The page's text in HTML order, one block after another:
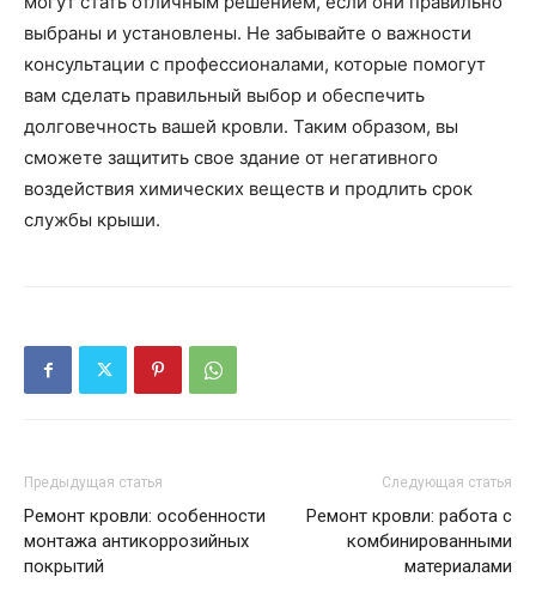
выбраны и установлены. Не забывайте о важности
консультации с профессионалами, которые помогут
вам сделать правильный выбор и обеспечить
долговечность вашей кровли. Таким образом, вы
сможете защитить свое здание от негативного
воздействия химических веществ и продлить срок
службы крыши.
Предыдущая статья
Ремонт кровли: особенности
монтажа антикоррозийных
покрытий
Следующая статья
Ремонт кровли: работа с
комбинированными
материалами